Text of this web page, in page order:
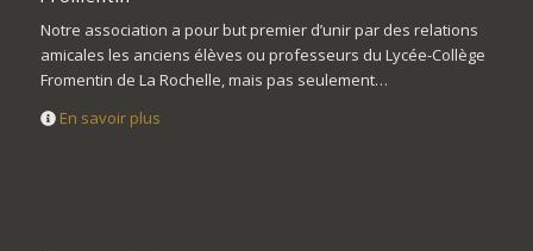
Notre association a pour but premier d’unir par des relations
amicales les anciens élèves ou professeurs du Lycée-Collège
Fromentin de La Rochelle, mais pas seulement…
En savoir plus